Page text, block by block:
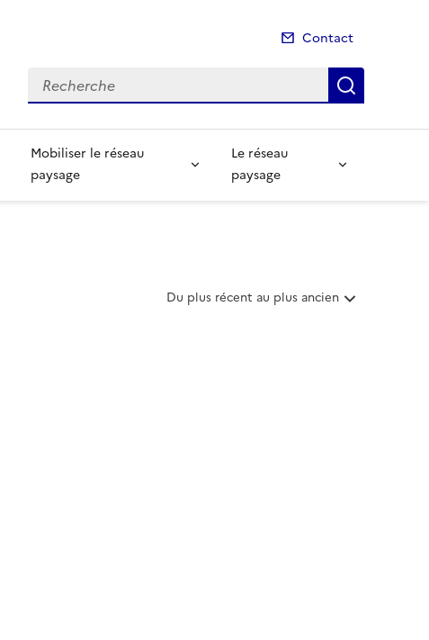
Contact
Recherche
Mobiliser le réseau
paysage
Le réseau
paysage
T
Du plus récent au plus ancien